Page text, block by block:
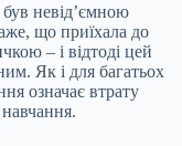
невід’ємною
що приїхала до
– і відтоді цей
Як і для багатьох
означає втрату